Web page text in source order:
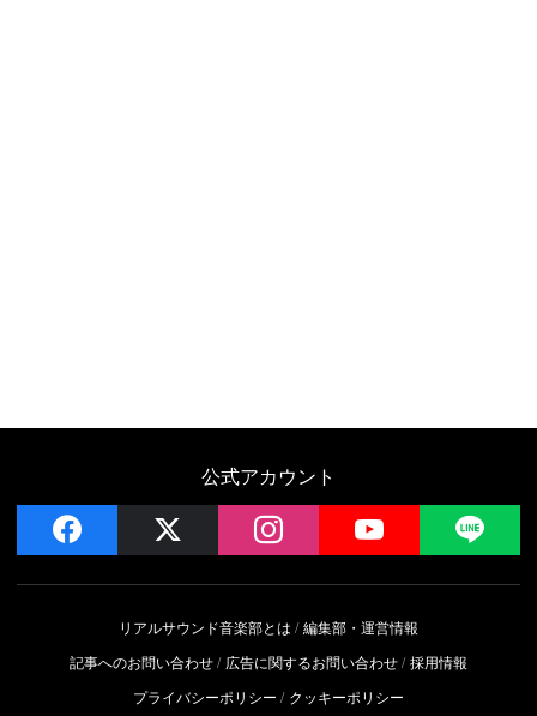
公式アカウント
facebook instagram YouTube
リアルサウンド音楽部とは
編集部・運営情報
記事へのお問い合わせ
広告に関するお問い合わせ 採用情報
プライバシーポリシー
クッキーポリシー